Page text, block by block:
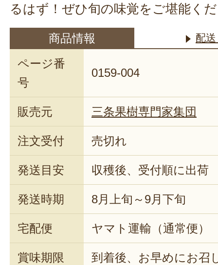
るはず！ぜひ旬の味覚をご堪能く
商品情報 配
ページ番
号
0159-004
販売元 三条果樹専門家集団
注文受付 売切れ
発送目安 収穫後、受付順に出荷
発送時期 8月上旬～9月下旬
宅配便 ヤマト運輸（通常便）
賞味期限 到着後、お早めにお召